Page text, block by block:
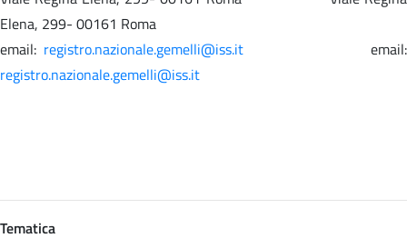
Elena, 299- 00161 Roma
email: registro.nazionale.gemelli@iss.it email:
registro.nazionale.gemelli@iss.it
Tematica